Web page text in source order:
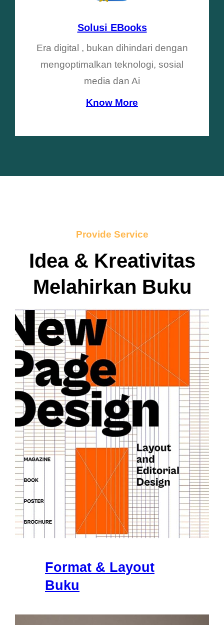
Solusi EBooks
Era digital , bukan dihindari dengan
mengoptimalkan teknologi, sosial
media dan Ai
Know More
Provide Service
Idea & Kreativitas
Melahirkan Buku
Format & Layout
Buku